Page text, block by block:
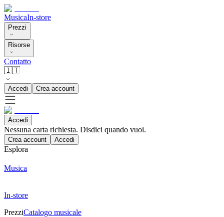
MusicaIn-store
Prezzi
Risorse
Contatto
🇮🇹
Accedi Crea account
Accedi
Nessuna carta richiesta. Disdici quando vuoi.
Crea account Accedi
Esplora
Musica
In-store
PrezziCatalogo musicale